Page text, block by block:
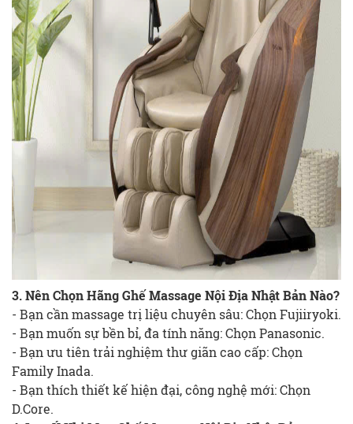
3. Nên Chọn Hãng Ghế Massage Nội Địa Nhật Bản Nào?
- Bạn cần massage trị liệu chuyên sâu: Chọn Fujiiryoki.
- Bạn muốn sự bền bỉ, đa tính năng: Chọn Panasonic.
- Bạn ưu tiên trải nghiệm thư giãn cao cấp: Chọn
Family Inada.
- Bạn thích thiết kế hiện đại, công nghệ mới: Chọn
D.Core.